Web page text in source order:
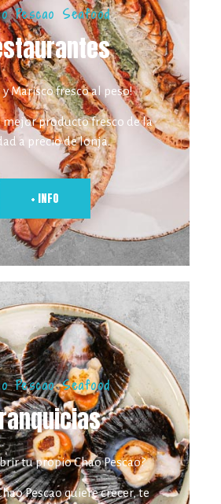
Pescao Seafood
y Marisco fresco al peso!
mejor producto fresco de la
a precio de lonja.
+ INFO
Pescao Seafood
tu propio Chao Pescao?
Pescao quiere crecer, te